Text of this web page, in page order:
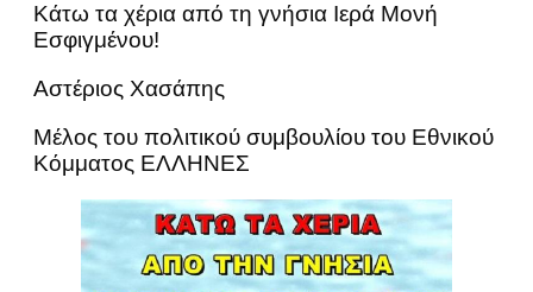
Κάτω τα χέρια από τη γνήσια Ιερά Μονή
Εσφιγμένου!
Αστέριος Χασάπης
Μέλος του πολιτικού συμβουλίου του Εθνικού
Κόμματος ΕΛΛΗΝΕΣ